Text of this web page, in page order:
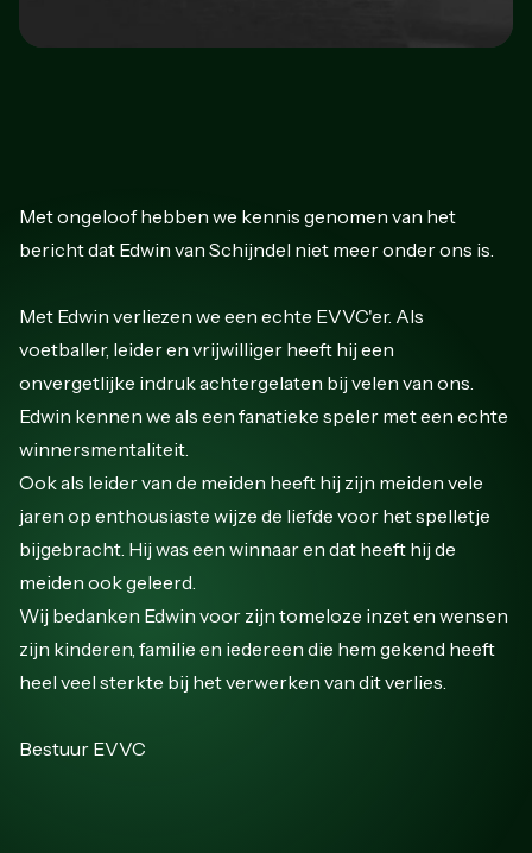
Met ongeloof hebben we kennis genomen van het
bericht dat Edwin van Schijndel niet meer onder ons is.
Met Edwin verliezen we een echte EVVC'er. Als
voetballer, leider en vrijwilliger heeft hij een
onvergetlijke indruk achtergelaten bij velen van ons.
Edwin kennen we als een fanatieke speler met een echte
winnersmentaliteit.
Ook als leider van de meiden heeft hij zijn meiden vele
jaren op enthousiaste wijze de liefde voor het spelletje
bijgebracht. Hij was een winnaar en dat heeft hij de
meiden ook geleerd.
Wij bedanken Edwin voor zijn tomeloze inzet en wensen
zijn kinderen, familie en iedereen die hem gekend heeft
heel veel sterkte bij het verwerken van dit verlies.
Bestuur EVVC